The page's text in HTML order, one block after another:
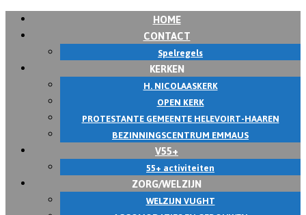
HOME
CONTACT
Spelregels
KERKEN
H. NICOLAASKERK
OPEN KERK
PROTESTANTE GEMEENTE HELEVOIRT-HAAREN
BEZINNINGSCENTRUM EMMAUS
V55+
55+ activiteiten
ZORG/WELZIJN
WELZIJN VUGHT